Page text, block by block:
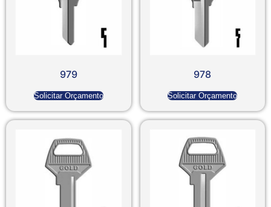
979
Solicitar Orçamento
978
Solicitar Orçamento